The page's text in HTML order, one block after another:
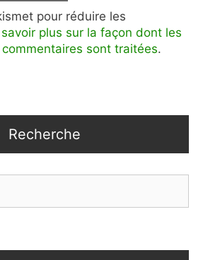
pour réduire les
savoir plus sur la façon dont les
sont traitées.
Recherche